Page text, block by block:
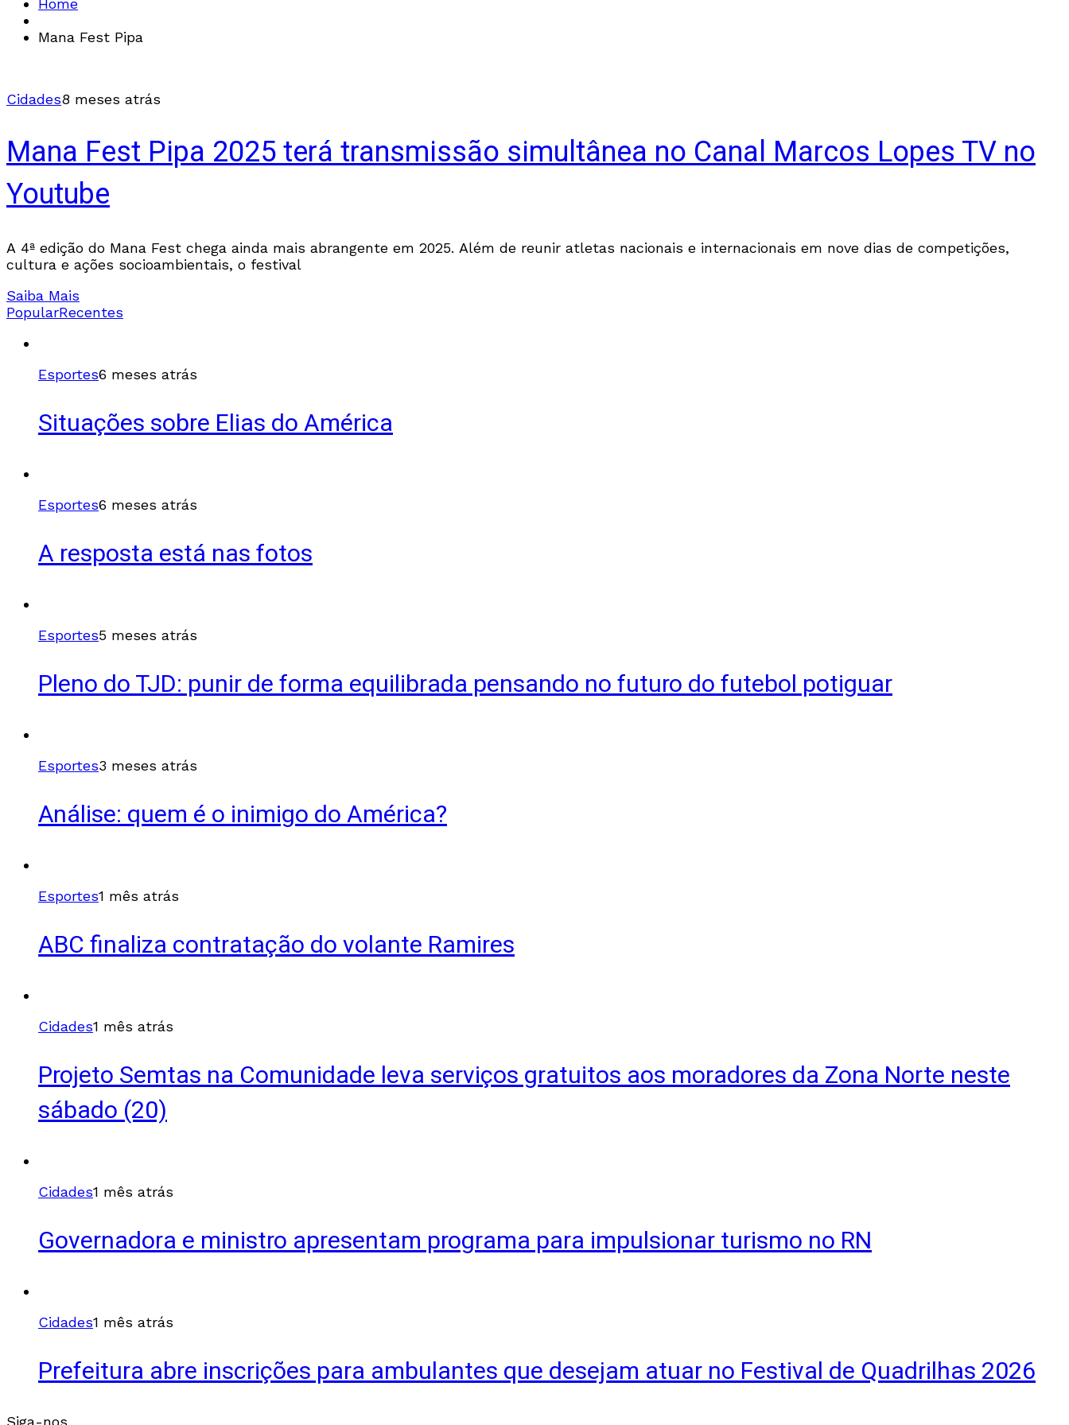
Home
Mana Fest Pipa
Cidades8 meses atrás
Mana Fest Pipa 2025 terá transmissão simultânea no Canal Marcos Lopes TV no
Youtube
A 4ª edição do Mana Fest chega ainda mais abrangente em 2025. Além de reunir atletas nacionais e internacionais em nove dias de competições,
cultura e ações socioambientais, o festival
Saiba Mais
PopularRecentes
Esportes6 meses atrás
Situações sobre Elias do América
Esportes6 meses atrás
A resposta está nas fotos
Esportes5 meses atrás
Pleno do TJD: punir de forma equilibrada pensando no futuro do futebol potiguar
Esportes3 meses atrás
Análise: quem é o inimigo do América?
Esportes1 mês atrás
ABC finaliza contratação do volante Ramires
Cidades1 mês atrás
Projeto Semtas na Comunidade leva serviços gratuitos aos moradores da Zona Norte neste
sábado (20)
Cidades1 mês atrás
Governadora e ministro apresentam programa para impulsionar turismo no RN
Cidades1 mês atrás
Prefeitura abre inscrições para ambulantes que desejam atuar no Festival de Quadrilhas 2026
Siga-nos